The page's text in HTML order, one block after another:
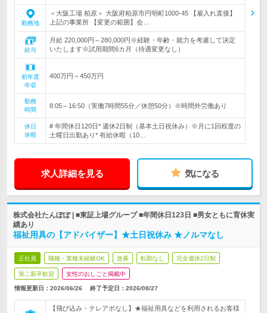
勤務地
＜大阪工場 柏原＞ 大阪府柏原市円明町1000-45 【雇入れ直後】
上記の事業所 【変更の範囲】会…
給与
月給 220,000円～280,000円※経験・年齢・能力を考慮して決定
いたします※試用期間6カ月（待遇変更なし）
初年度
年収
400万円～450万円
勤務
時間
8:05～16:50（実働7時間55分／休憩50分）※時間外労働あり
休日
休暇
# 年間休日120日* 週休2日制（基本土日祝休み）※月に1回程度の
土曜日出勤あり* 有給休暇（10…
求人詳細を見る 気になる
株式会社たんぽぽ | ■東証上場グループ ■年間休日123日 ■男女ともに育休実
績あり
福祉用具の【アドバイザー】★土日祝休み ★ノルマなし
正社員 職種・業種未経験OK 急募 転勤なし 完全週休2日制
第二新卒歓迎 女性のおしごと掲載中
情報更新日：2026/06/26 終了予定日： 2026/08/27
【飛び込み・テレアポなし】★福祉用具などを利用されるお客様